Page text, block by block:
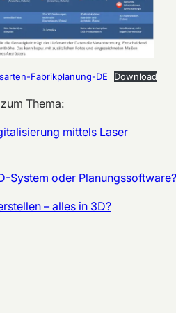
Fabrikplanung-DE Download
Thema:
mittels Laser
System oder Planungssoftware?
– alles in 3D?